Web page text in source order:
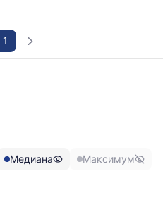
1
Медиана Максимум